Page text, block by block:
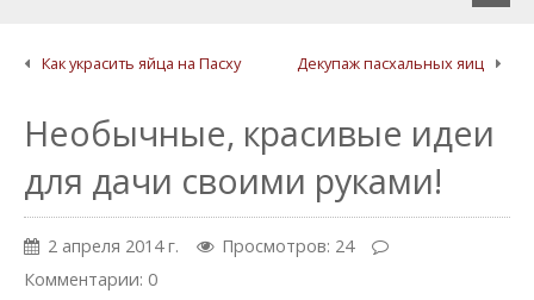
Как украсить яйца на Пасху Декупаж пасхальных яиц
Необычные, красивые идеи
для дачи своими руками!
2 апреля 2014 г.
Просмотров: 24
Комментарии: 0